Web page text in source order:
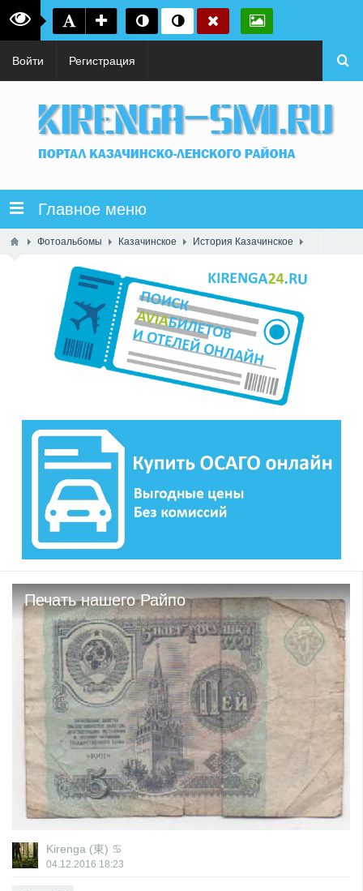
Войти Регистрация
Главное меню
Фотоальбомы Казачинское История Казачинское
Печать нашего Райпо
Kirenga (東) ♋
04.12.2016 18:23